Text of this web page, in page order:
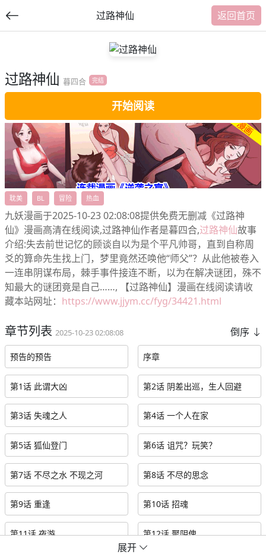
过路神仙 返回首页
过路神仙 暮四合 完结
开始阅读
耽美 BL 冒险 热血
九妖漫画于2025-10-23 02:08:08提供免费无删减《过路神
仙》漫画高清在线阅读,过路神仙作者是暮四合,过路神仙故事
介绍:失去前世记忆的顾谈自以为是个平凡帅哥，直到自称周
爻的算命先生找上门，梦里竟然还唤他“师父”？从此他被卷入
一连串阴谋布局，棘手事件接连不断，以为在解决谜团，殊不
知最大的谜团竟是自己……, 【过路神仙】漫画在线阅读请收
藏本站网址： https://www.jjym.cc/fyg/34421.html
章节列表 2025-10-23 02:08:08 倒序
预告的预告 序章
第1话 此谓大凶 第2话 阴差出巡，生人回避
第3话 失魂之人 第4话 一个人在家
第5话 狐仙登门 第6话 诅咒？玩笑？
第7话 不尽之水 不现之河 第8话 不尽的思念
第9话 重逢 第10话 招魂
第11话 夜游 第12话 聚阴傀
展开
交